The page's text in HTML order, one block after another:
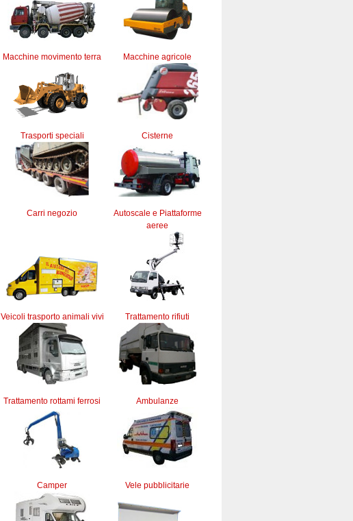
Macchine movimento terra Macchine agricole
Trasporti speciali Cisterne
Carri negozio
Autoscale e Piattaforme
aeree
Veicoli trasporto animali vivi Trattamento rifiuti
Trattamento rottami ferrosi Ambulanze
Camper Vele pubblicitarie